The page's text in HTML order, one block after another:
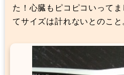
た！心臓もピコピコいって
てサイズは計れないとのこと